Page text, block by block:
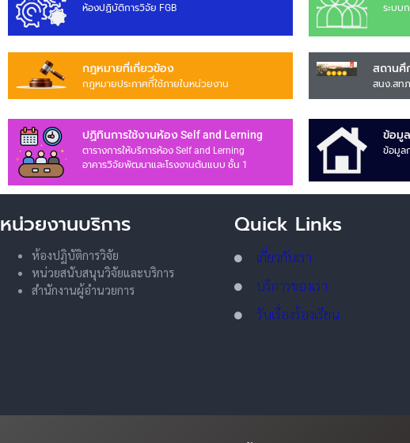
ห้องปฏิบัติการวิจัย FGB ระบบ
กฎหมายที่เกี่ยวข้อง
กฎหมายประกาศทีี่ใช้ภายในหน่วยงาน
สถานศึ
สนง.สท
ปฏิทินการใช้งานห้อง Self and Lerning
ตารางการให้บริการห้อง Self and Lerning
อาคารวิจัยพัฒนาและโรงงานต้นแบบ ชั้น 1
ข้อมู
ข้อมูล
หน่วยงานบริการ
ห้องปฏิบัติการวิจัย
หน่วยสนับสนุนวิจัยและบริการ
สำนักงานผู้อำนวยการ
Quick Links
เกี่ยวกับเรา
บริการของเรา
รับเรื่องร้องเรียน